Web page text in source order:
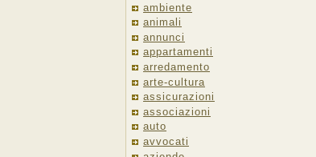
ambiente
animali
annunci
appartamenti
arredamento
arte-cultura
assicurazioni
associazioni
auto
avvocati